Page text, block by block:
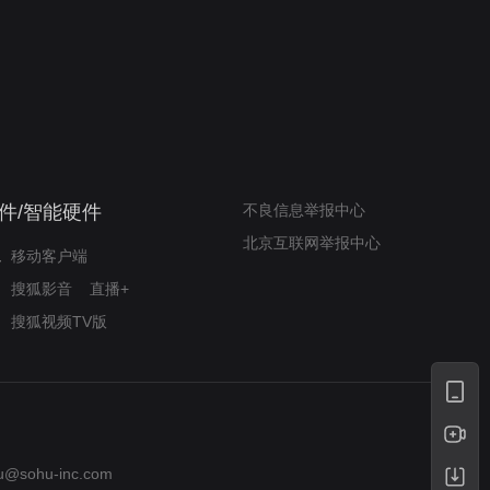
/智能硬件
移动客户端
搜狐影音
直播+
搜狐视频TV版
不良信息举报中心
北京互联网举报中心
inc.com